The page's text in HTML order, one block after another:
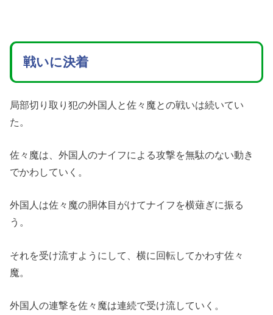
戦いに決着
局部切り取り犯の外国人と佐々魔との戦いは続いてい
た。
佐々魔は、外国人のナイフによる攻撃を無駄のない動き
でかわしていく。
外国人は佐々魔の胴体目がけてナイフを横薙ぎに振る
う。
それを受け流すようにして、横に回転してかわす佐々
魔。
外国人の連撃を佐々魔は連続で受け流していく。